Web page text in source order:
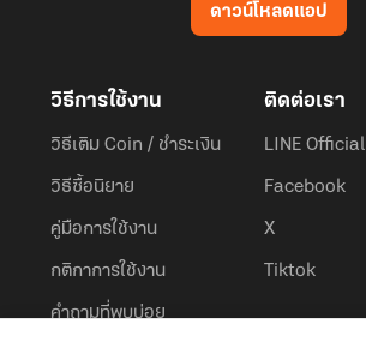
ดาวน์โหลดแอป
วิธีการใช้งาน
วิธีเติม Coin / ชำระเงิน
วิธีซื้อนิยาย
คู่มือการใช้งาน
กติกาการใช้งาน
คำถามที่พบบ่อย
ติดต่อเรา
LINE Official
Facebook
X
Tiktok